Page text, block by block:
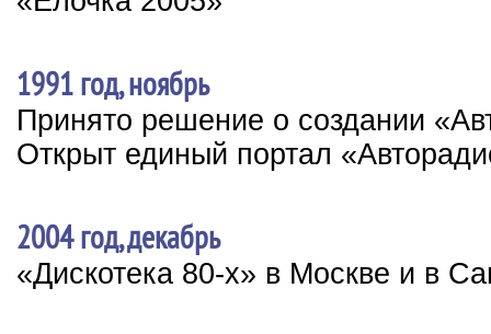
1991 год, ноябрь
Принято решение о создании
Открыт единый портал
2004 год, декабрь
«Дискотека 80-х» в Москве и в